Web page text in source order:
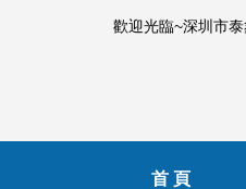
歡迎光臨~深圳市
首 頁